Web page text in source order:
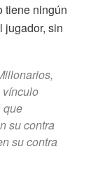
tiene ningún
jugador, sin
vínculo
que
su contra
su contra